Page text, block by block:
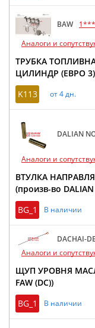
BAW
Аналоги и
ТРУБКА
ЦИЛИНДР (ЕВРО 3)
K113
от 4 дн.
DALIAN
Аналоги и
ВТУЛКА
(произв-во
BG_1
В наличии
DACHAI-
Аналоги и
ЩУП УРОВНЯ
FAW (DC))
BG_1
В наличии